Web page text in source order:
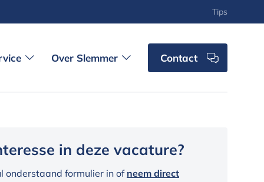
Tips
Over Slemmer Contact
in deze vacature?
onderstaand formulier in of neem direct